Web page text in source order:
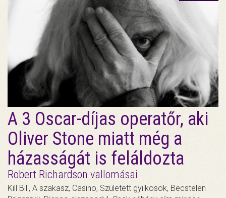
A 3 Oscar-díjas operatőr, aki
Oliver Stone miatt még a
házasságát is feláldozta
Robert Richardson vallomásai
Kill Bill, A szakasz, Casino, Született gyilkosok, Becstelen